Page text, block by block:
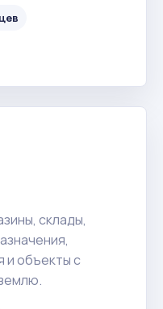
склады,
и объекты с